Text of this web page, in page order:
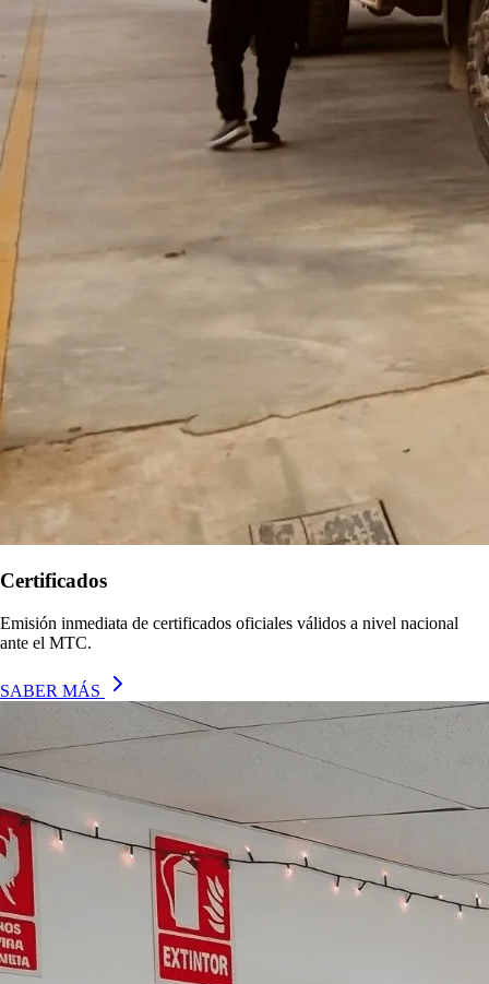
Certificados
Emisión inmediata de certificados oficiales válidos a nivel nacional
ante el MTC.
SABER MÁS